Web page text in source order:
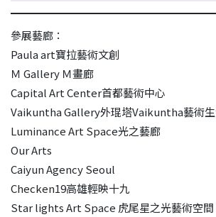
參展藝廊：
Paula art寶拉藝術文創
Ｍ Gallery Ｍ畫廊
Capital Art Center首都藝術中心
Vaikuntha Gallery外琨塔Vaikuntha藝術
Luminance Art Space光之藝廊
Our Arts
Caiyun Agency Seoul
Checken19高雄輕映十九
Star lights Art Space 虎尾星之光藝術空間